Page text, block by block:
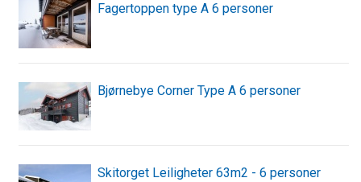
Fagertoppen type A 6 personer
Bjørnebye Corner Type A 6 personer
Skitorget Leiligheter 63m2 - 6 personer